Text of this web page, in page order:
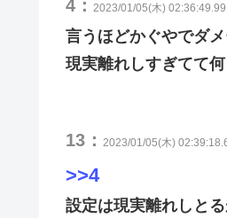
4： 2023/01/05(木) 02:36:49.99
言うほどかぐやでダ
現実離れしすぎてて
13： 2023/01/05(木)
>>4
設定は現実離れしと